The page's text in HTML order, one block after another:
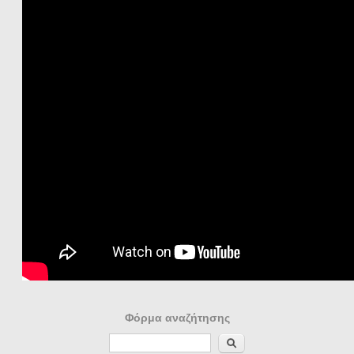
Φόρμα αναζήτησης
Αναζήτηση